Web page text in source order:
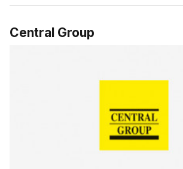
Central Group